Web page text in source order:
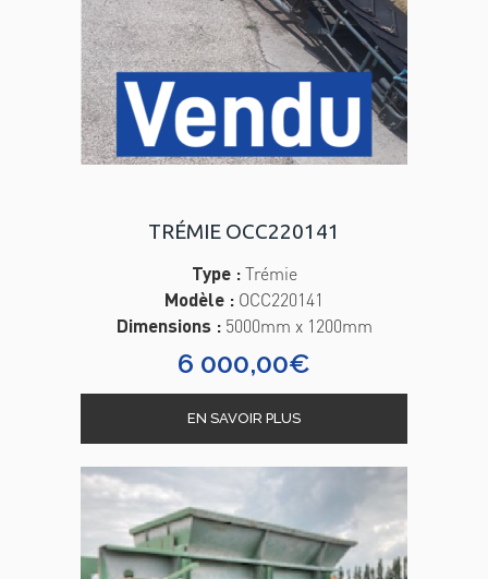
TRÉMIE OCC220141
Type :Trémie
Modèle : OCC220141
Dimensions :5000mm x 1200mm
6 000,00€
EN SAVOIR PLUS